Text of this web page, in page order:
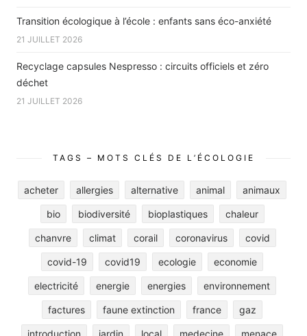
Transition écologique à l’école : enfants sans éco-anxiété
21 JUILLET 2026
Recyclage capsules Nespresso : circuits officiels et zéro
déchet
21 JUILLET 2026
TAGS – MOTS CLÉS DE L’ÉCOLOGIE
acheter allergies alternative animal animaux
bio biodiversité bioplastiques chaleur
chanvre climat corail coronavirus covid
covid-19 covid19 ecologie economie
electricité energie energies environnement
factures faune extinction france gaz
introduction jardin local medecine menace